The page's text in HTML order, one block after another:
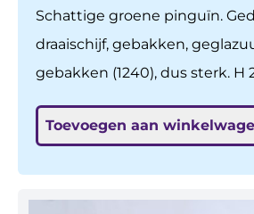
Schattige groene pinguïn. Gedraaid op de
draaischijf, gebakken, geglazuurd.
gebakken (1240), dus sterk. H 28 cm, br 18 cm.
gerepareerd, daardoor de
Toevoegen aan